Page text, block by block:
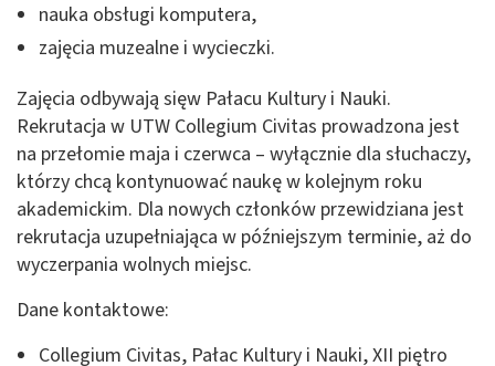
nauka obsługi komputera,
zajęcia muzealne i wycieczki.
Zajęcia odbywają sięw Pałacu Kultury i Nauki.
Rekrutacja w UTW Collegium Civitas prowadzona jest
na przełomie maja i czerwca – wyłącznie dla słuchaczy,
którzy chcą kontynuować naukę w kolejnym roku
akademickim. Dla nowych członków przewidziana jest
rekrutacja uzupełniająca w późniejszym terminie, aż do
wyczerpania wolnych miejsc.
Dane kontaktowe:
Collegium Civitas, Pałac Kultury i Nauki, XII piętro